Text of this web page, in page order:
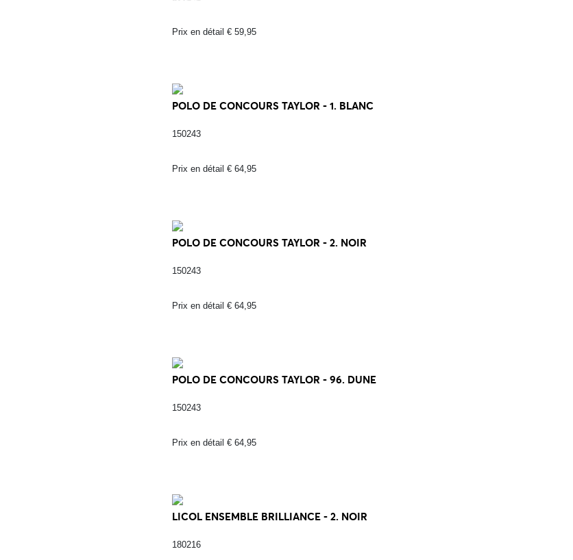
Prix en détail € 59,95
POLO DE CONCOURS TAYLOR - 1. BLANC
150243
Prix en détail € 64,95
POLO DE CONCOURS TAYLOR - 2. NOIR
150243
Prix en détail € 64,95
POLO DE CONCOURS TAYLOR - 96. DUNE
150243
Prix en détail € 64,95
LICOL ENSEMBLE BRILLIANCE - 2. NOIR
180216